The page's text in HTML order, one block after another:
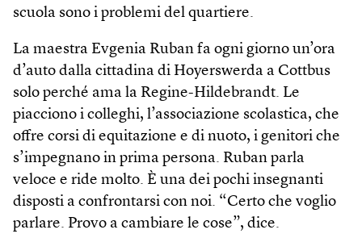
scuola sono i problemi del quartiere.
La maestra Evgenia Ruban fa ogni giorno un’ora
d’auto dalla cittadina di Hoyerswerda a Cottbus
solo perché ama la Regine-Hildebrandt. Le
piacciono i colleghi, l’associazione scolastica, che
offre corsi di equitazione e di nuoto, i genitori che
s’impegnano in prima persona. Ruban parla
veloce e ride molto. È una dei pochi insegnanti
disposti a confrontarsi con noi. “Certo che voglio
parlare. Provo a cambiare le cose”, dice.